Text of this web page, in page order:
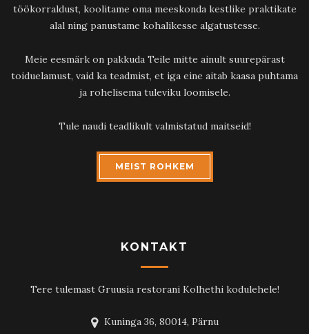
töökorraldust, koolitame oma meeskonda kestlike praktikate
alal ning panustame kohalikesse algatustesse.
Meie eesmärk on pakkuda Teile mitte ainult suurepärast
toiduelamust, vaid ka teadmist, et iga eine aitab kaasa puhtama
ja rohelisema tuleviku loomisele.
Tule naudi teadlikult valmistatud maitseid!
MEIST ROHKEM
KONTAKT
Tere tulemast Gruusia restorani Kolhethi kodulehele!
Kuninga 36, 80014, Pärnu